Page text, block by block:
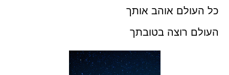
כל העולם אוהב אותך
העולם רוצה בטובתך